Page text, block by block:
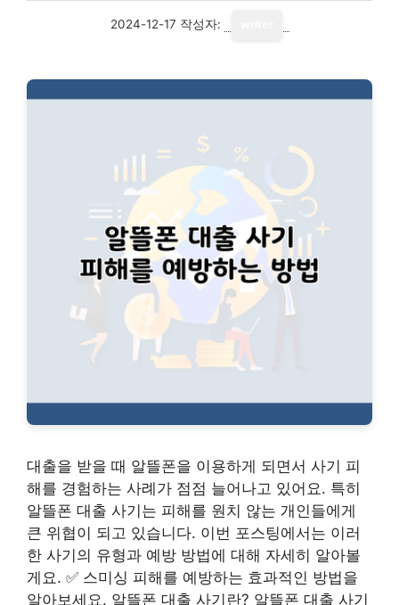
2024-12-17 작성자:
대출을 받을 때 알뜰폰을 이용하게 되면서 사기 피
해를 경험하는 사례가 점점 늘어나고 있어요. 특히
알뜰폰 대출 사기는 피해를 원치 않는 개인들에게
큰 위협이 되고 있습니다. 이번 포스팅에서는 이러
한 사기의 유형과 예방 방법에 대해 자세히 알아볼
게요. ✅ 스미싱 피해를 예방하는 효과적인 방법을
알아보세요. 알뜰폰 대출 사기란? 알뜰폰 대출 사기